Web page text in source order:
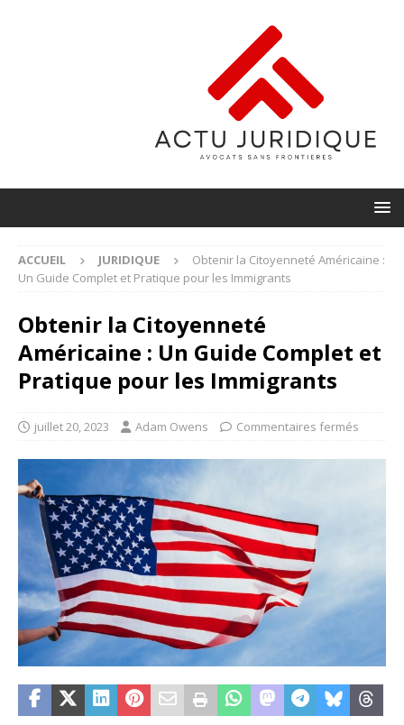
ACCUEIL JURIDIQUE
Obtenir la Citoyenneté Américaine :
Un Guide Complet et Pratique pour les Immigrants
Obtenir la Citoyenneté
Américaine : Un Guide Complet et
Pratique pour les Immigrants
juillet 20, 2023 Adam Owens Commentaires fermés